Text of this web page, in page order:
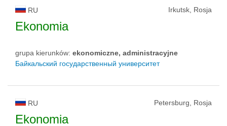
RU Irkutsk, Rosja
Ekonomia
grupa kierunków: ekonomiczne, administracyjne
Байкальский государственный университет
RU Petersburg, Rosja
Ekonomia